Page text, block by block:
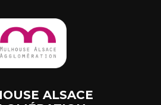
ALSACE